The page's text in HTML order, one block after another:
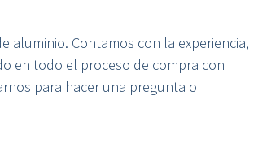
aluminio. Contamos con la experiencia,
en todo el proceso de compra con
para hacer una pregunta o